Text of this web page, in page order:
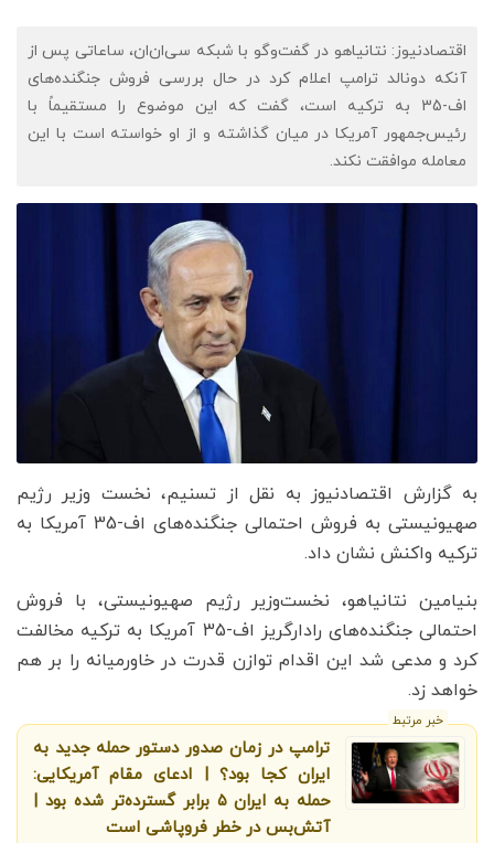
اقتصادنیوز: نتانیاهو در گفت‌وگو با شبکه سی‌ان‌ان، ساعاتی پس از
آنکه دونالد ترامپ اعلام کرد در حال بررسی فروش جنگنده‌های
اف-35 به ترکیه است، گفت که این موضوع را مستقیماً با
رئیس‌جمهور آمریکا در میان گذاشته و از او خواسته است با این
معامله موافقت نکند.
​به گزارش اقتصادنیوز به نقل از تسنیم، نخست وزیر رژیم
صهیونیستی به فروش احتمالی جنگنده‌های اف-35 آمریکا به
ترکیه واکنش نشان داد.
بنیامین نتانیاهو، نخست‌وزیر رژیم صهیونیستی، با فروش
احتمالی جنگنده‌های رادارگریز اف-35 آمریکا به ترکیه مخالفت
کرد و مدعی شد این اقدام توازن قدرت در خاورمیانه را بر هم
خواهد زد.
خبر مرتبط
ترامپ در زمان صدور دستور حمله جدید به
ایران کجا بود؟ | ادعای مقام آمریکایی:
حمله به ایران ۵ برابر گسترده‌تر شده بود |
آتش‌بس در خطر فروپاشی است